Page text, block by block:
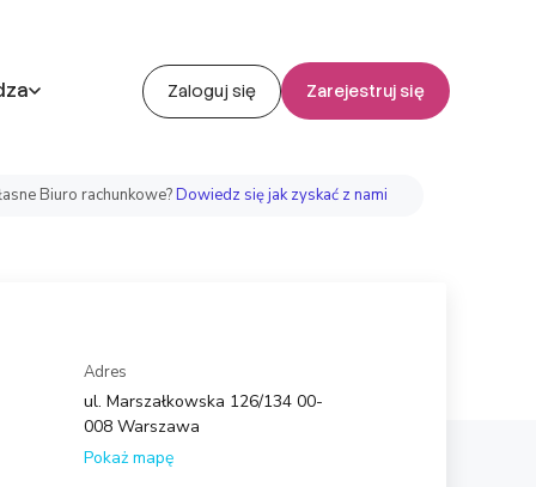
Zaloguj się Zarejestruj się
Biuro rachunkowe?Dowiedz się jak zyskać z nami
Adres
ul. Marszałkowska 126/134 00-
008 Warszawa
Pokaż mapę